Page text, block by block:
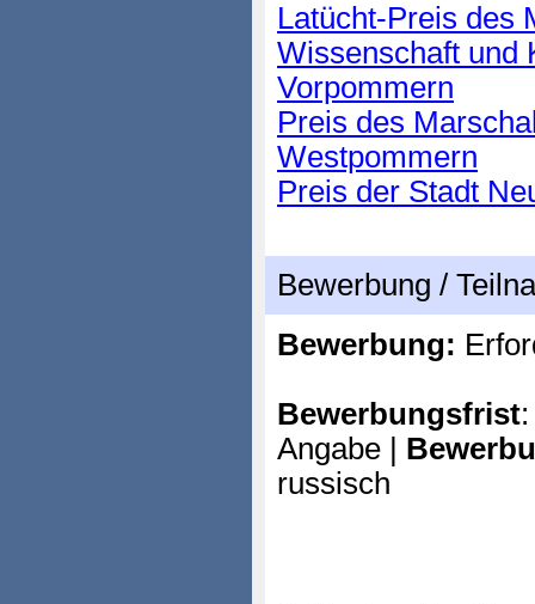
Latücht-Preis des
Wissenschaft und
Vorpommern
Preis des
Westpommern
Preis der Stadt
Bewerbung /
Bewerbung:
Bewerbungsfrist
Angabe |
russisch